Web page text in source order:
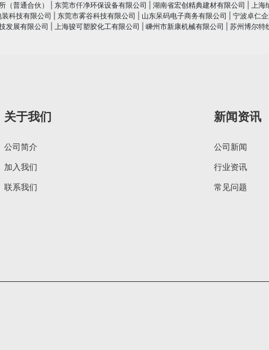
（普通合伙）
东莞市仟净环保设备有限公司 湖南省宏创精典建材有限公司 上海
科技有限公司
东莞市雾谷科技有限公司 山东呆码电子商务有限公司 宁波卓仁
发展有限公司
上海骏可塑胶化工有限公司 嵊州市新康机械有限公司 苏州博尔特
关于我们
公司简介
加入我们
联系我们
新闻资讯
公司新闻
行业资讯
常见问题